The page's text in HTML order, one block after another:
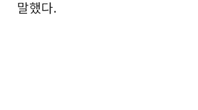
말했다.